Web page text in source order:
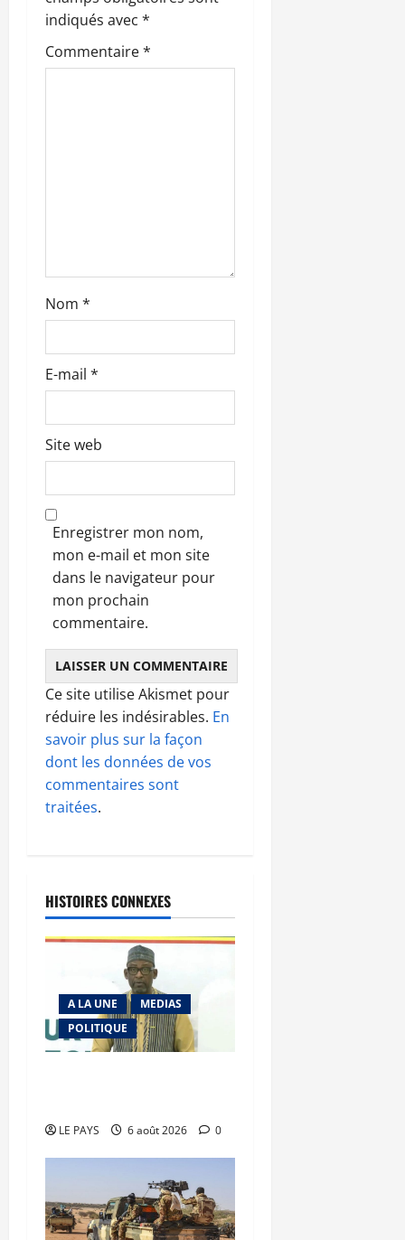
d
’
c
l
indiqués avec *
Commentaire*
Nom *
E-mail *
Site web
Enregistrer mon nom,
mon e-mail et mon site
dans le navigateur pour
mon prochain
commentaire.
Ce site utilise Akismet pour
réduire les indésirables. En
savoir plus sur la façon
dont les données de vos
commentaires sont
traitées.
HISTOIRES CONNEXES
A LA UNE
MEDIAS
POLITIQUE
LE PAYS 6 août 2026 0